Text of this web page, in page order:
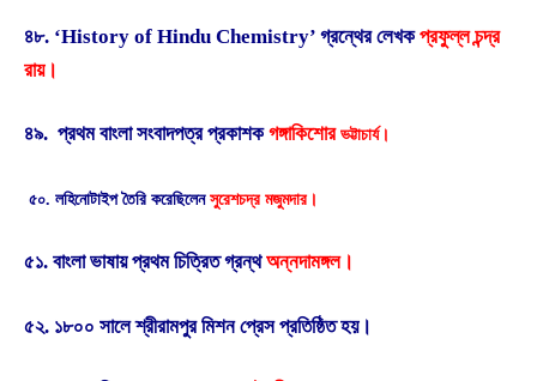
৪৮. ‘History of Hindu Chemistry’ গ্রন্থের লেখকপ্রফুল্ল চন্দ্র
রায়।
৪৯. প্রথম বাংলা সংবাদপত্র প্রকাশকগঙ্গাকিশোরভট্টাচার্য।
৫০. লহিনোটাইপ তৈরি করেছিলেনসুরেশচদ্র মজুমদার।
৫১. বাংলা ভাষায় প্রথম চিত্রিত গ্রন্থঅন্নদামঙ্গল।
৫২. ১৮০০ সালে শ্রীরামপুর মিশন প্রেস প্রতিষ্ঠিত হয়।